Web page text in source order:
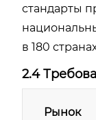
стандарты
в 180
2.4
Рынок